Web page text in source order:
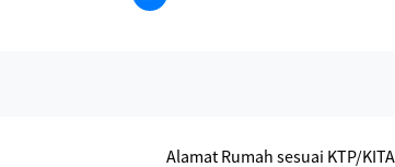
Alamat Rumah sesuai KTP/